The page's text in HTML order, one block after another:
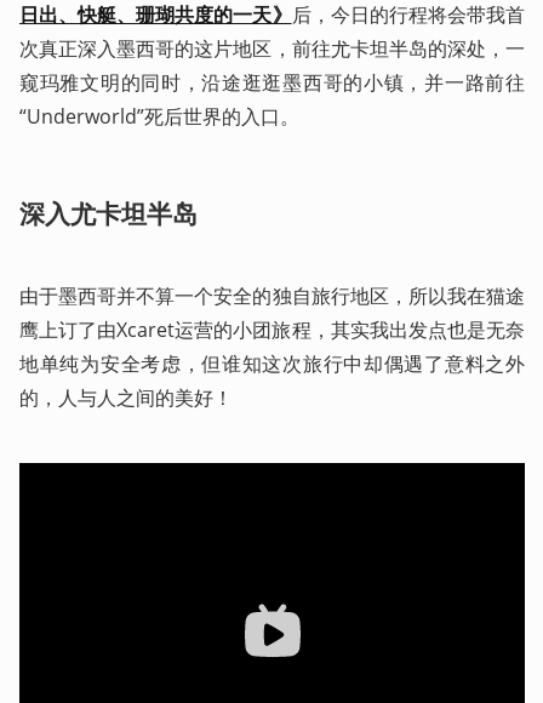
日出、快艇、珊瑚共度的一天》 后，今日的行程将会带我首
次真正深入墨西哥的这片地区，前往尤卡坦半岛的深处，一
窥玛雅文明的同时，沿途逛逛墨西哥的小镇，并一路前往
“Underworld”死后世界的入口。
深入尤卡坦半岛
由于墨西哥并不算一个安全的独自旅行地区，所以我在猫途
鹰上订了由Xcaret运营的小团旅程，其实我出发点也是无奈
地单纯为安全考虑，但谁知这次旅行中却偶遇了意料之外
的，人与人之间的美好！